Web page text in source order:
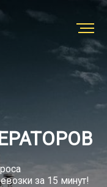
Заказать
перевозку
Грузы
за 15 минут!